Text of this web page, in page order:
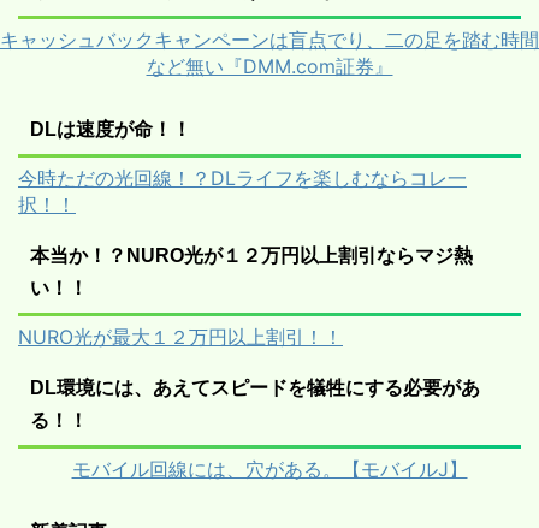
キャッシュバックキャンペーンは盲点でり、二の足を踏む時間
など無い『DMM.com証券』
DLは速度が命！！
今時ただの光回線！？DLライフを楽しむならコレ一
択！！
本当か！？NURO光が１２万円以上割引ならマジ熱
い！！
NURO光が最大１２万円以上割引！！
DL環境には、あえてスピードを犠牲にする必要があ
る！！
モバイル回線には、穴がある。【モバイルJ】